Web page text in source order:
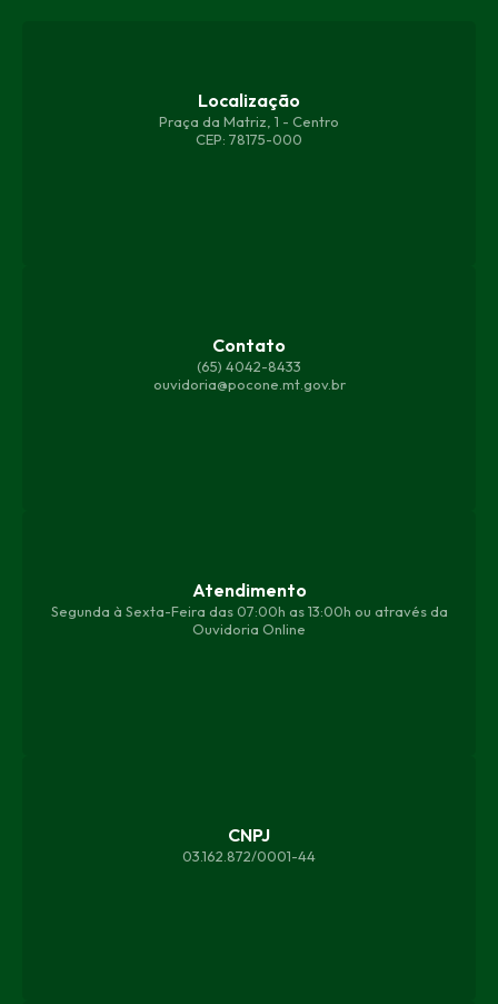
Localização
Praça da Matriz, 1 - Centro
CEP: 78175-000
Contato
(65) 4042-8433
ouvidoria@pocone.mt.gov.br
Atendimento
Segunda à Sexta-Feira das 07:00h as 13:00h ou através da
Ouvidoria Online
CNPJ
03.162.872/0001-44